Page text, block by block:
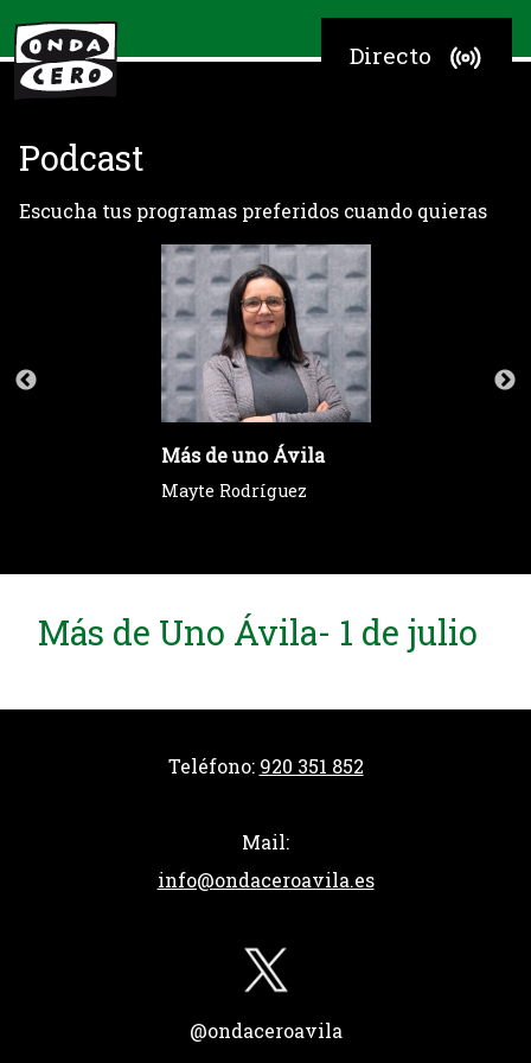
Directo
Podcast
Escucha tus programas preferidos cuando quieras
Más de uno Ávila
Mayte Rodríguez
Más de Uno Ávila- 1 de julio
Teléfono: 920 351 852
Mail:
info@ondaceroavila.es
@ondaceroavila